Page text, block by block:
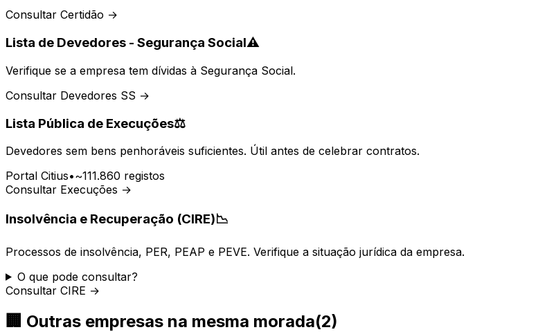
Consultar Certidão →
Lista de Devedores - Segurança Social⚠️
Verifique se a empresa tem dívidas à Segurança Social.
Consultar Devedores SS →
Lista Pública de Execuções⚖️
Devedores sem bens penhoráveis suficientes. Útil antes de celebrar contratos.
Portal Citius•~111.860 registos
Consultar Execuções →
Insolvência e Recuperação (CIRE)📉
Processos de insolvência, PER, PEAP e PEVE. Verifique a situação jurídica da empresa.
O que pode consultar?
Consultar CIRE →
🏢 Outras empresas na mesma morada(2)